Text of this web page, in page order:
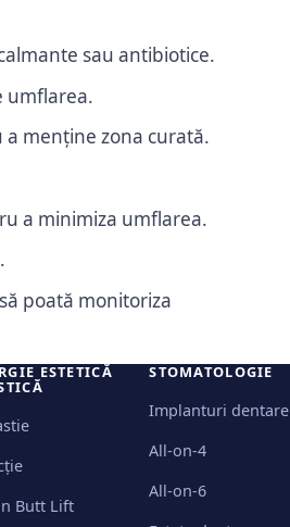
sau antibiotice.
umflarea.
a menține zona curată.
a minimiza umflarea.
poată monitoriza
ESTETICĂ
Butt Lift
STOMATOLOGIE
Implanturi dentare
All-on-4
All-on-6